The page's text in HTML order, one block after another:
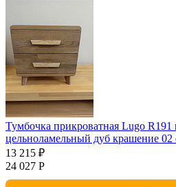
Тумбочка прикроватная Lugo R191
цельноламельный дуб крашение 02
13 215 ₽
24 027 Р